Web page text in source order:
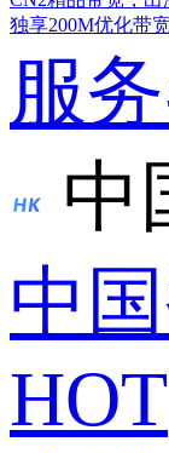
独享200M优化带
服
中
中
HOT